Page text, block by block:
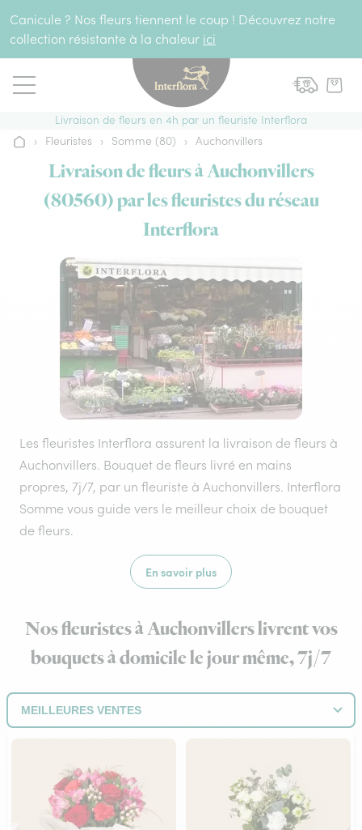
Canicule ? Nos fleurs tiennent le coup ! Découvrez notre
collection résistante à la chaleur ici
Livraison de fleurs en 4h par un fleuriste Interflora
Accueil
› Fleuristes › Somme (80) › Auchonvillers
Livraison de fleurs à Auchonvillers
(80560) par les fleuristes du réseau
Interflora
Les fleuristes Interflora assurent la livraison de fleurs à
Auchonvillers. Bouquet de fleurs livré en mains
propres, 7j/7, par un fleuriste à Auchonvillers. Interflora
Somme vous guide vers le meilleur choix de bouquet
de fleurs.
En savoir plus
Nos fleuristes à Auchonvillers livrent vos
bouquets à domicile le jour même, 7j/7